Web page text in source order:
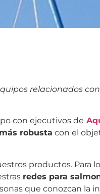
relacionados
con ejecutivos de
más robusta con el
productos. Para
redes para
que conozcan la